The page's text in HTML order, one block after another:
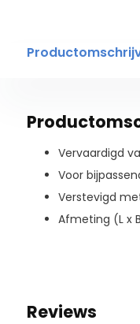
Vervaardigd
Voor
Verstevigd
Afmeting (L x
Reviews